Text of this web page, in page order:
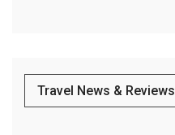
Travel News & Reviews